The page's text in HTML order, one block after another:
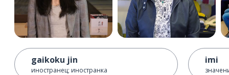
gaikoku jin
иностранец; иностранка
imi